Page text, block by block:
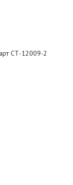
СТ-12009-2